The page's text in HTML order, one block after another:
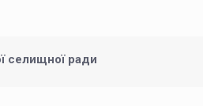
селищної ради